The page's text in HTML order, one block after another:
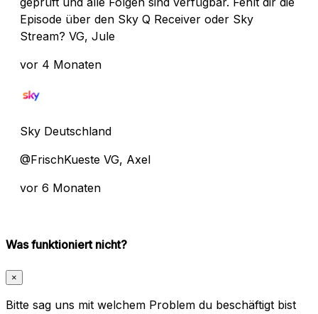
Episode über den Sky Q Receiver oder Sky
Stream? VG, Jule
vor 4 Monaten
Sky Deutschland
@FrischKueste VG, Axel
vor 6 Monaten
Was funktioniert nicht?
×
Bitte sag uns mit welchem Problem du beschäftigt bist